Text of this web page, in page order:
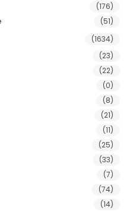
(176)
(51)
(1634)
(23)
(22)
(0)
(8)
(21)
(11)
(25)
(33)
(7)
(74)
(14)